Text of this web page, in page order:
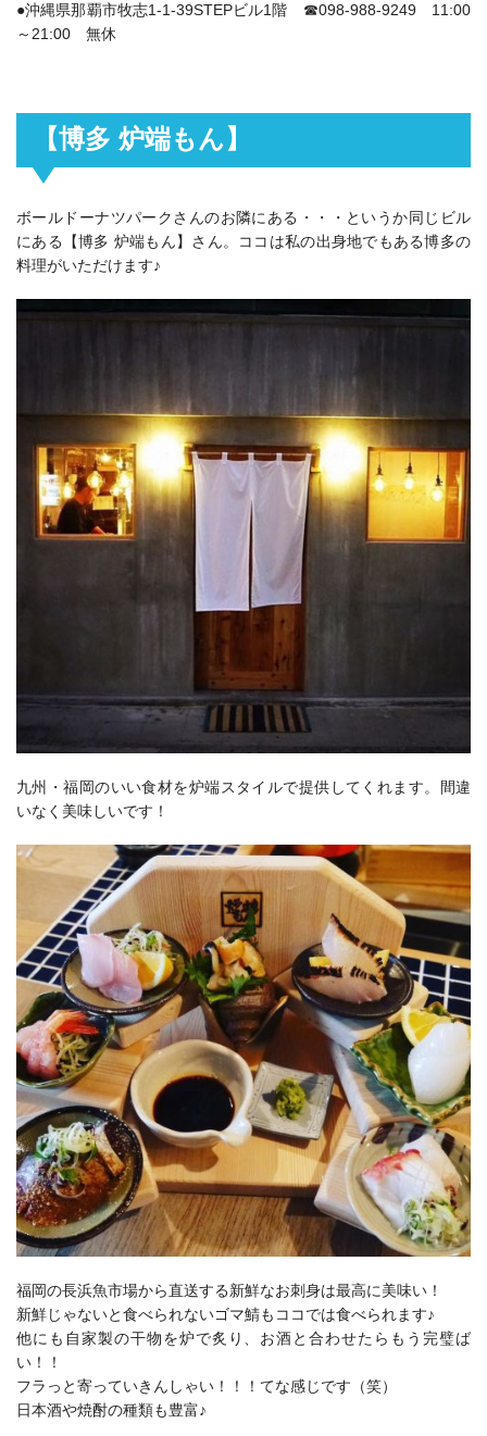
●沖縄県那覇市牧志1‐1‐39STEPビル1階 ☎098-988-9249 11:00
～21:00 無休
【博多 炉端もん】
ボールドーナツパークさんのお隣にある・・・というか同じビル
にある【博多 炉端もん】さん。ココは私の出身地でもある博多の
料理がいただけます♪
九州・福岡のいい食材を炉端スタイルで提供してくれます。間違
いなく美味しいです！
福岡の長浜魚市場から直送する新鮮なお刺身は最高に美味い！
新鮮じゃないと食べられないゴマ鯖もココでは食べられます♪
他にも自家製の干物を炉で炙り、お酒と合わせたらもう完璧ば
い！！
フラっと寄っていきんしゃい！！！てな感じです（笑）
日本酒や焼酎の種類も豊富♪